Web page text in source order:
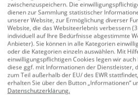
899,00 €
Grohe Wand
Round
Sitz
zwischenzuspeichern. Die
dienen zur Sammlung statistischer
unserer Website, zur Ermöglichung diverser
Website, die das Websiteerlebnis verbessern
individuell auf Ihre Bedürfnisse abgestimmte
Anbieter). Sie können in alle Kategorien
oder die Kategorien einzeln auswählen. Mit
einwilligungspflichtigen Cookies legen wir
diese ggf. mit Informationen der Dienstleister,
zum Teil außerhalb der EU/ des EWR
erhalten Sie über den Button „Informationen“
Datenschutzerklärung.